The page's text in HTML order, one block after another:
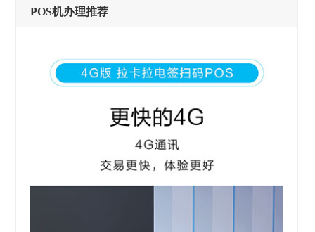
POS机办理推荐